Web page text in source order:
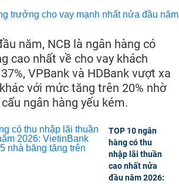
năm, NCB là ngân hàng có
cao nhất về cho vay khách
VPBank và HDBank vượt xa
với mức tăng trên 20% nhờ
ngân hàng yếu kém.
TOP 10 ngân
hàng có thu
nhập lãi thuần
cao nhất nửa
đầu năm 2026: